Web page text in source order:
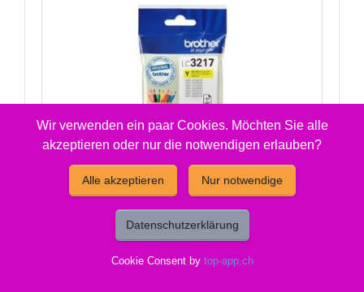
Wir verwenden ein paar Cookies. Möchten Sie alle
akzeptieren oder nur die notwendigen erlauben?
Alle akzeptieren Nur notwendige
Datenschutzerklärung
Cookie Consent by top-app.ch